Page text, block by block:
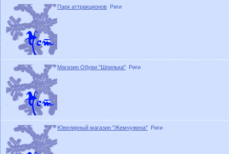
Парк аттракционов Риги
Магазин Обуви "Шпилька" Риги
Ювелирный магазин "Жемчужена" Риги